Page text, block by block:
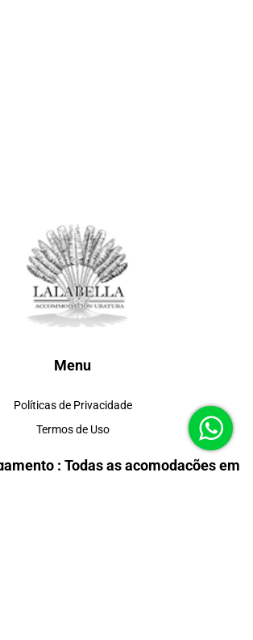
Menu
Políticas de Privacidade
Termos de Uso
: Todas as acomodações em